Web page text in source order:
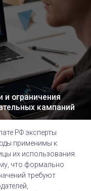
и ограничения
кампаний
РФ эксперты
применимы к
их использования.
что формально
требуют